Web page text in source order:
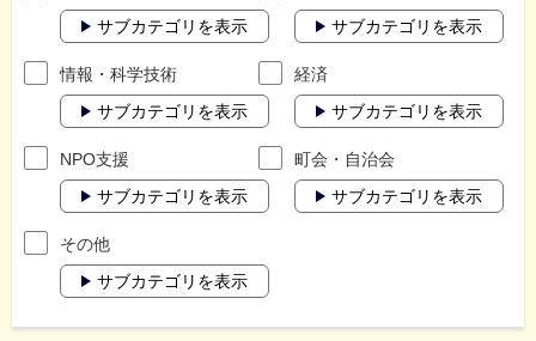
サブカテゴリを表示
サブカテゴリを表示
情報・科学技術
サブカテゴリを表示
経済
サブカテゴリを表示
NPO支援
サブカテゴリを表示
町会・自治会
サブカテゴリを表示
その他
サブカテゴリを表示